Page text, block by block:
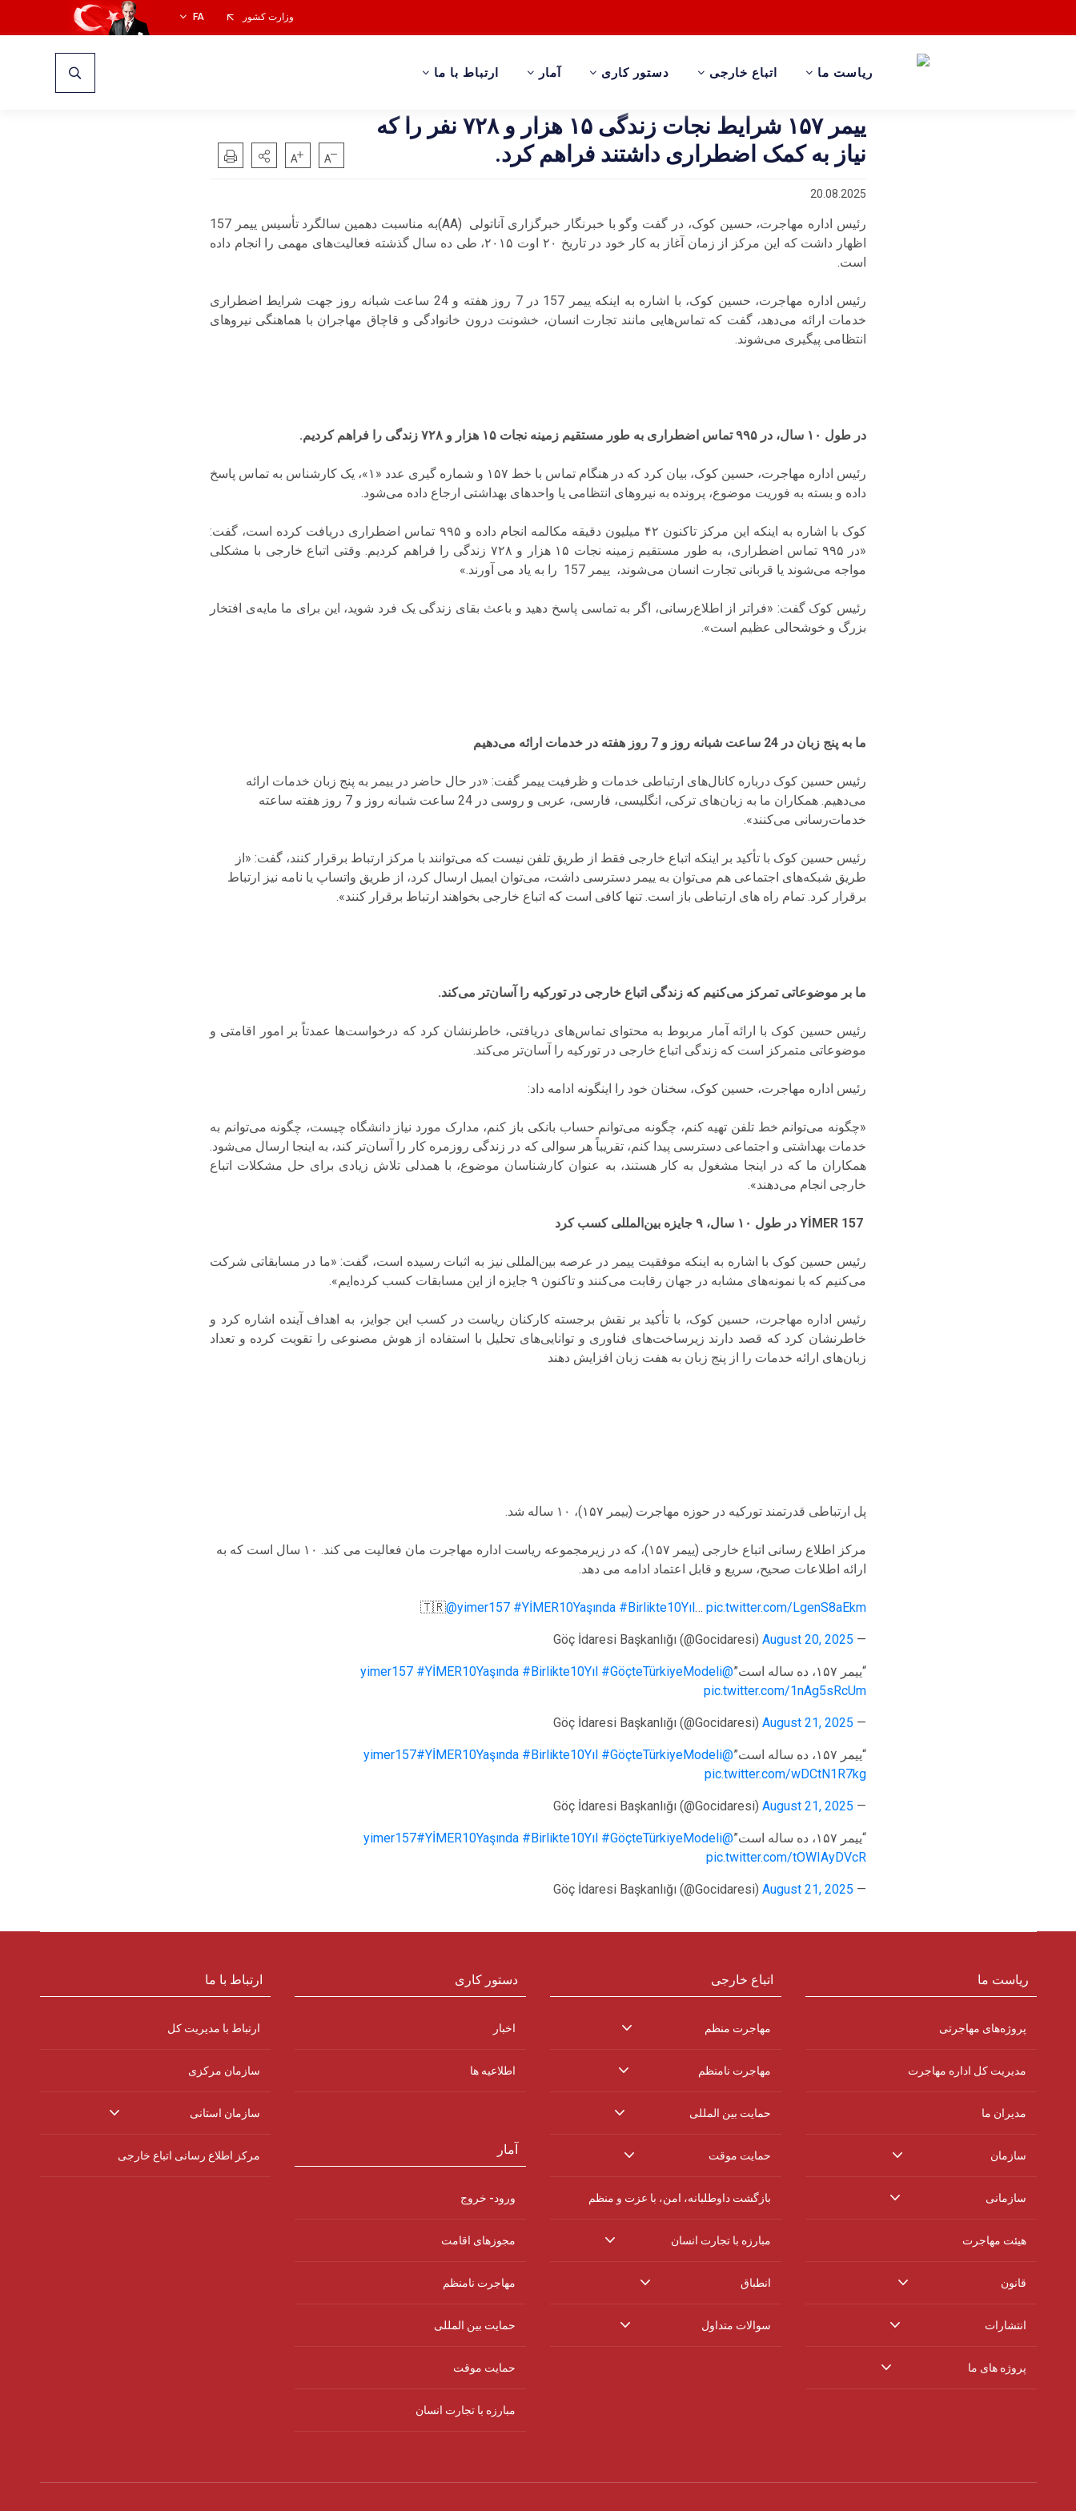
وزارت کشور FA
ریاست ما اتباع خارجی دستور کاری آمار ارتباط با ما
ییمر ۱۵۷ شرایط نجات زندگی ۱۵ هزار و ۷۲۸ نفر را که
نیاز به کمک اضطراری داشتند فراهم کرد.
20.08.2025
رئیس اداره مهاجرت، حسین کوک، در گفت‌ وگو با خبرنگار خبرگزاری آناتولی (AA)به مناسبت دهمین سالگرد تأسیس ییمر 157
اظهار داشت که این مرکز از زمان آغاز به کار خود در تاریخ ۲۰ اوت ۲۰۱۵، طی ده سال گذشته فعالیت‌های مهمی را انجام داده
است.
رئیس اداره مهاجرت، حسین کوک، با اشاره به اینکه ییمر 157 در 7 روز هفته و 24 ساعت شبانه روز جهت شرایط اضطراری
خدمات ارائه می‌دهد، گفت که تماس‌هایی مانند تجارت انسان، خشونت درون خانوادگی و قاچاق مهاجران با هماهنگی نیروهای
انتظامی پیگیری می‌شوند.
در طول ۱۰ سال، در ۹۹۵ تماس اضطراری به طور مستقیم زمینه نجات ۱۵ هزار و ۷۲۸ زندگی را فراهم کردیم.
رئیس اداره مهاجرت، حسین کوک، بیان کرد که در هنگام تماس با خط ۱۵۷ و شماره گیری عدد «۱»، یک کارشناس به تماس پاسخ
داده و بسته به فوریت موضوع، پرونده به نیروهای انتظامی یا واحدهای بهداشتی ارجاع داده می‌شود.
کوک با اشاره به اینکه این مرکز تاکنون ۴۲ میلیون دقیقه مکالمه انجام داده و ۹۹۵ تماس اضطراری دریافت کرده است، گفت:
«در ۹۹۵ تماس اضطراری، به طور مستقیم زمینه نجات ۱۵ هزار و ۷۲۸ زندگی را فراهم کردیم. وقتی اتباع خارجی با مشکلی
مواجه می‌شوند یا قربانی تجارت انسان می‌شوند، ییمر 157 را به یاد می آورند.»
رئیس کوک گفت: «فراتر از اطلاع‌رسانی، اگر به تماسی پاسخ دهید و باعث بقای زندگی یک فرد شوید، این برای ما مایه‌ی افتخار
بزرگ و خوشحالی عظیم است».
ما به پنج زبان در 24 ساعت شبانه روز و 7 روز هفته در خدمات ارائه می‌دهیم
رئیس حسین کوک درباره کانال‌های ارتباطی خدمات و ظرفیت ییمر گفت: «در حال حاضر در ییمر به پنج زبان خدمات ارائه
می‌دهیم. همکاران ما به زبان‌های ترکی، انگلیسی، فارسی، عربی و روسی در 24 ساعت شبانه روز و 7 روز هفته ساعته
خدمات‌رسانی می‌کنند».
رئیس حسین کوک با تأکید بر اینکه اتباع خارجی فقط از طریق تلفن نیست که می‌توانند با مرکز ارتباط برقرار کنند، گفت: «از
طریق شبکه‌های اجتماعی هم می‌توان به ییمر دسترسی داشت، می‌توان ایمیل ارسال کرد، از طریق واتساپ یا نامه نیز ارتباط
برقرار کرد. تمام راه های ارتباطی باز است. تنها کافی است که اتباع خارجی بخواهند ارتباط برقرار کنند».
ما بر موضوعاتی تمرکز می‌کنیم که زندگی اتباع خارجی در تورکیه را آسان‌تر می‌کند.
رئیس حسین کوک با ارائه آمار مربوط به محتوای تماس‌های دریافتی، خاطرنشان کرد که درخواست‌ها عمدتاً بر امور اقامتی و
موضوعاتی متمرکز است که زندگی اتباع خارجی در تورکیه را آسان‌تر می‌کند.
رئیس اداره مهاجرت، حسین کوک، سخنان خود را اینگونه ادامه داد:
«چگونه می‌توانم خط تلفن تهیه کنم، چگونه می‌توانم حساب بانکی باز کنم، مدارک مورد نیاز دانشگاه چیست، چگونه می‌توانم به
خدمات بهداشتی و اجتماعی دسترسی پیدا کنم، تقریباً هر سوالی که در زندگی روزمره کار را آسان‌تر کند، به اینجا ارسال می‌شود.
همکاران ما که در اینجا مشغول به کار هستند، به عنوان کارشناسان موضوع، با همدلی تلاش زیادی برای حل مشکلات اتباع
خارجی انجام می‌دهند».
رئیس حسین کوک با اشاره به اینکه موفقیت ییمر در عرصه بین‌المللی نیز به اثبات رسیده است، گفت: «ما در مسابقاتی شرکت
می‌کنیم که با نمونه‌های مشابه در جهان رقابت می‌کنند و تاکنون ۹ جایزه از این مسابقات کسب کرده‌ایم».
رئیس اداره مهاجرت، حسین کوک، با تأکید بر نقش برجسته کارکنان ریاست در کسب این جوایز، به اهداف آینده اشاره کرد و
خاطرنشان کرد که قصد دارند زیرساخت‌های فناوری و توانایی‌های تحلیل با استفاده از هوش مصنوعی را تقویت کرده و تعداد
زبان‌های ارائه خدمات را از پنج زبان به هفت زبان افزایش دهند
پل ارتباطی قدرتمند تورکیه در حوزه مهاجرت (ییمر ۱۵۷)، ۱۰ ساله شد.
مرکز اطلاع رسانی اتباع خارجی (ییمر ۱۵۷)، که در زیرمجموعه ریاست اداره مهاجرت مان فعالیت می کند. ۱۰ سال است که به
ارائه اطلاعات صحیح، سریع و قابل اعتماد ادامه می دهد.
🇹🇷@yimer157 #YİMER10Yaşında #Birlikte10Yıl… pic.twitter.com/LgenS8aEkm
— Göç İdaresi Başkanlığı (@Gocidaresi)
August 20, 2025
“ییمر ۱۵۷، ده ساله است” @yimer157
#YİMER10Yaşında #Birlikte10Yıl #GöçteTürkiyeModeli
pic.twitter.com/1nAg5sRcUm
— Göç İdaresi Başkanlığı (@Gocidaresi)
August 21, 2025
“ییمر ۱۵۷، ده ساله است” @yimer157
#YİMER10Yaşında #Birlikte10Yıl #GöçteTürkiyeModeli
pic.twitter.com/wDCtN1R7kg
— Göç İdaresi Başkanlığı (@Gocidaresi)
August 21, 2025
“ییمر ۱۵۷، ده ساله است” @yimer157
#YİMER10Yaşında #Birlikte10Yıl #GöçteTürkiyeModeli
pic.twitter.com/tOWIAyDVcR
— Göç İdaresi Başkanlığı (@Gocidaresi)
August 21, 2025
ریاست ما
پروژه‌های مهاجرتی
مدیریت کل اداره مهاجرت
مدیران ما
سازمان
سازمانی
هیئت مهاجرت
قانون
انتشارات
پروژه های ما
اتباع خارجی
مهاجرت منظم
مهاجرت نامنظم
حمایت بین المللی
حمایت موقت
بازگشت داوطلبانه، امن، با عزت و منظم
مبارزه با تجارت انسان
انطباق
سوالات متداول
دستور کاری
اخبار
اطلاعیه ها
آمار
ورود- خروج
مجوزهای اقامت
مهاجرت نامنظم
حمایت بین المللی
حمایت موقت
مبارزه با تجارت انسان
ارتباط با ما
ارتباط با مدیریت کل
سازمان مرکزی
سازمان استانی
مرکز اطلاع رسانی اتباع خارجی